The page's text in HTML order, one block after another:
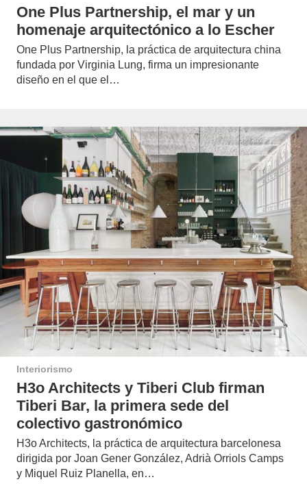
One Plus Partnership, el mar y un
homenaje arquitectónico a lo Escher
One Plus Partnership, la práctica de arquitectura china
fundada por Virginia Lung, firma un impresionante
diseño en el que el…
Interiorismo
H3o Architects y Tiberi Club firman
Tiberi Bar, la primera sede del
colectivo gastronómico
H3o Architects, la práctica de arquitectura barcelonesa
dirigida por Joan Gener González, Adrià Orriols Camps
y Miquel Ruiz Planella, en…